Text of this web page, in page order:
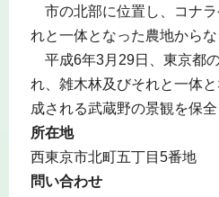
市の北部に位置し、コナ
れと一体となった農地からな
平成6年3月29日、東京都
れ、雑木林及びそれと一体
成される武蔵野の景観を保全
所在地
西東京市北町五丁目5番地
問い合わせ